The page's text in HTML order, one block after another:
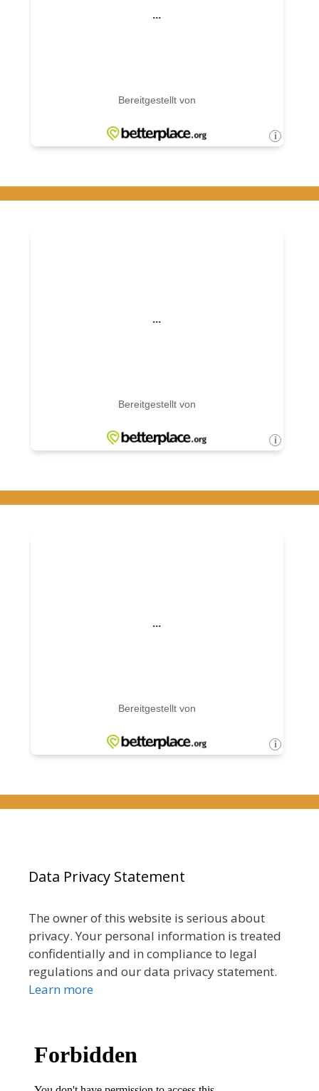
Data Privacy Statement
The owner of this website is serious about
privacy. Your personal information is treated
confidentially and in compliance to legal
regulations and our data privacy statement.
Learn more